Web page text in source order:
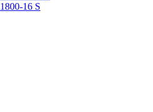
16 S